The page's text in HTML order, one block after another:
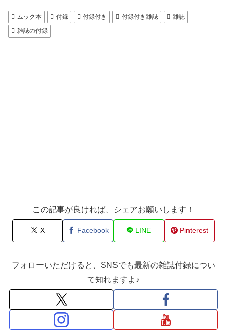
ムック本 付録 付録付き 付録付き雑誌
雑誌
雑誌の付録
この記事が良ければ、シェアお願いします！
X Facebook LINE Pinterest
フォローいただけると、SNSでも最新の雑誌付録につい
て知れますよ♪